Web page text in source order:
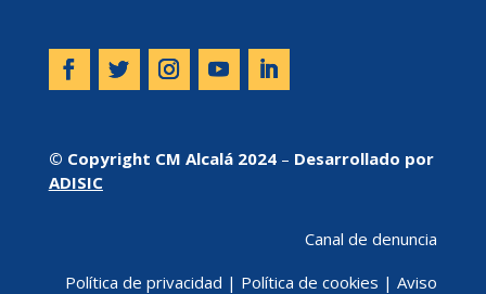
© Copyright CM Alcalá 2024– Desarrollado por
ADISIC
Canal de denuncia
Política de privacidad | Política de cookies |Aviso